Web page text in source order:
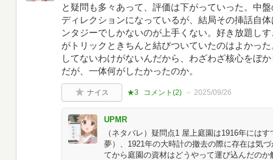
と疑問も多々あって、評価は下がっていった。中
ディレクションになっているが、結局その挿話自
ンタジーでしかないのが上手くない。好き放題し
がトリックときちんと結びついていたのはよかっ
してないわけがないんだから、わざわざ核心をぼ
だが、一体何がしたかったのか。
ナイス ★3 コメント(2) 2025/09/26
UPMR
（ネタバレ）疑問点1 屋上庭園は1916年には
夢）、1921年の大時計の撤去の際に存在は気
てから庭園の資材はどうやって運び込んだの